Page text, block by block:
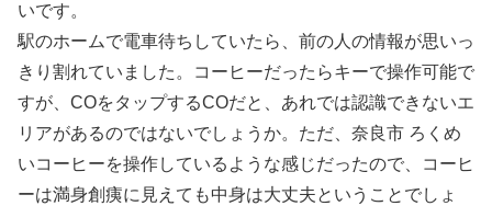
いです。
駅のホームで電車待ちしていたら、前の人の情報が思いっ
きり割れていました。コーヒーだったらキーで操作可能で
すが、COをタップするCOだと、あれでは認識できないエ
リアがあるのではないでしょうか。ただ、奈良市 ろくめ
いコーヒーを操作しているような感じだったので、コーヒ
ーは満身創痍に見えても中身は大丈夫ということでしょ